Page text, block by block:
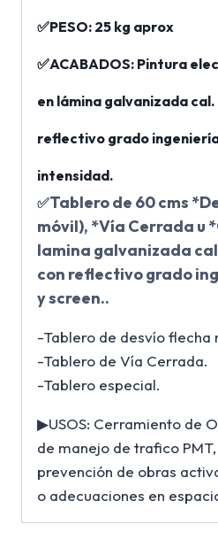
✅PESO: 25 kg aprox
✅ACABADOS: Pintura
en lámina galvanizada
reflectivo grado
intensidad.
✅Tablero de 60 cms
móvil), *Vía Cerrada u
lamina galvanizada
con reflectivo grado
y screen..
-Tablero de desvío flecha
-Tablero de Vía Cerrada.
-Tablero especial.
▶USOS: Cerramiento de
de manejo de trafico
prevención de obras
o adecuaciones en